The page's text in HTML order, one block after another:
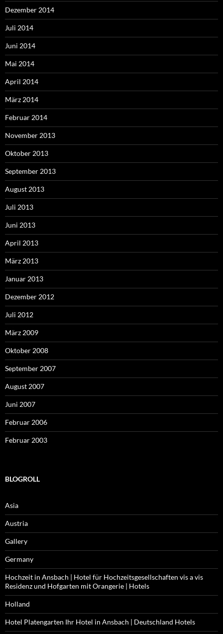
Dezember 2014
Juli 2014
Juni 2014
Mai 2014
April 2014
März 2014
Februar 2014
November 2013
Oktober 2013
September 2013
August 2013
Juli 2013
Juni 2013
April 2013
März 2013
Januar 2013
Dezember 2012
Juli 2012
März 2009
Oktober 2008
September 2007
August 2007
Juni 2007
Februar 2006
Februar 2003
BLOGROLL
Asia
Austria
Gallery
Germany
Hochzeit in Ansbach | Hotel für Hochzeitsgesellschaften vis a vis
Residenz und Hofgarten mit Orangerie | Hotels
Holland
Hotel Platengarten Ihr Hotel in Ansbach | Deutschland Hotels